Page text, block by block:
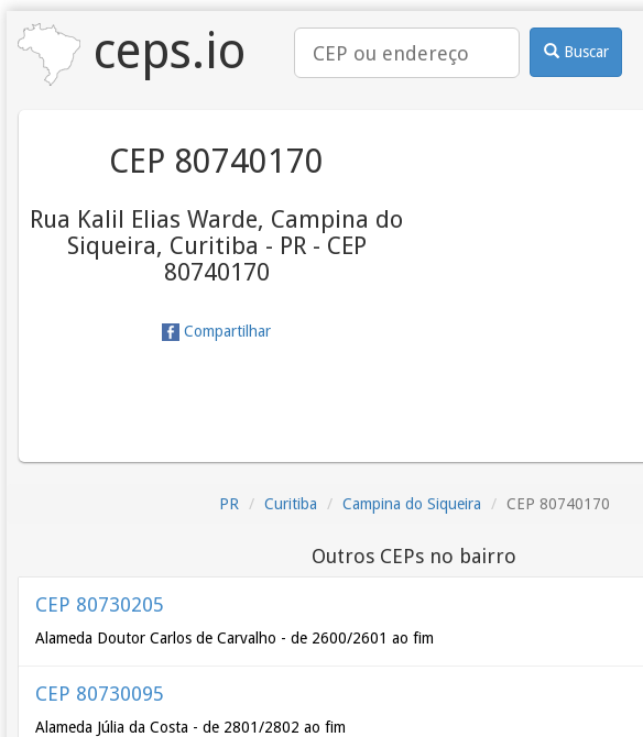
ceps.io Buscar
CEP 80740170
Rua Kalil Elias Warde, Campina do
Siqueira, Curitiba - PR - CEP
80740170
Compartilhar
PR Curitiba Campina do Siqueira CEP 80740170
Outros CEPs no bairro
CEP 80730205
Alameda Doutor Carlos de Carvalho - de 2600/2601 ao fim
CEP 80730095
Alameda Júlia da Costa - de 2801/2802 ao fim